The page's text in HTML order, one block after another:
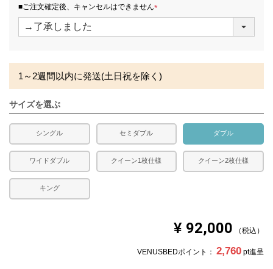
)
■ご注文確定後、キャンセルはできません
(
1～2週間以内に発送(土日祝を除く)
サイズを選ぶ
シングル セミダブル ダブル
ワイドダブル クイーン1枚仕様 クイーン2枚仕様
キング
¥ 92,000 税込
VENUSBEDポイント： 2,760 pt進呈